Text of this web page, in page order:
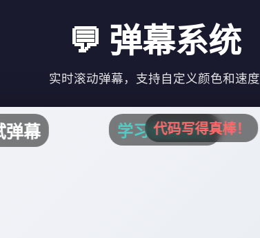
💬 弹幕系统
实时滚动弹幕，支持自定义颜色和速度
学习使我快乐
代码写得真棒！